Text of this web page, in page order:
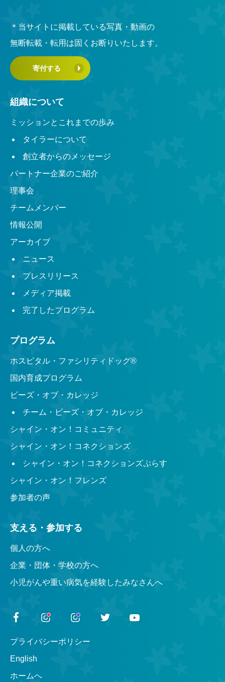
＊当サイトに掲載している写真・動画の
無断転載・転用は固くお断りいたします。
寄付する
組織について
ミッションとこれまでの歩み
タイラーについて
創立者からのメッセージ
パートナー企業のご紹介
理事会
チームメンバー
情報公開
アーカイブ
ニュース
プレスリリース
メディア掲載
完了したプログラム
プログラム
ホスピタル・ファシリティドッグ®︎
国内育成プログラム
ビーズ・オブ・カレッジ
チーム・ビーズ・オブ・カレッジ
シャイン・オン！コミュニティ
シャイン・オン！コネクションズ
シャイン・オン！コネクションズぷらす
シャイン・オン！フレンズ
参加者の声
支える・参加する
個人の方へ
企業・団体・学校の方へ
小児がんや重い病気を経験したみなさんへ
プライバシーポリシー
English
ホームへ